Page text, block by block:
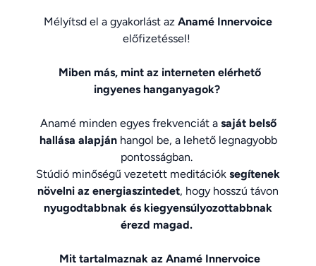
Mélyítsd el a gyakorlást az Anamé Innervoice
előfizetéssel!
Miben más, mint az interneten elérhető
ingyenes hanganyagok?
Anamé minden egyes frekvenciát a saját belső
hallása alapján hangol be, a lehető legnagyobb
pontosságban.
Stúdió minőségű vezetett meditációk segítenek
növelni az energiaszintedet, hogy hosszú távon
nyugodtabbnak és kiegyensúlyozottabbnak
érezd magad.
Mit tartalmaznak az Anamé Innervoice